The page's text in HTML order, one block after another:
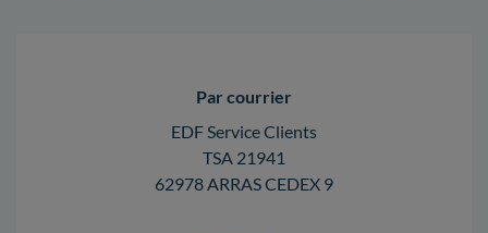
Par courrier
EDF Service Clients
TSA 21941
62978 ARRAS CEDEX 9